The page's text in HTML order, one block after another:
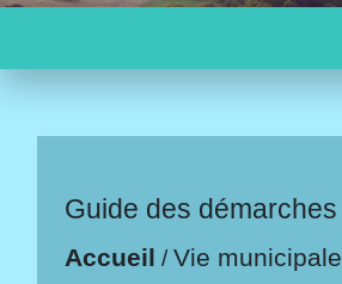
Guide des démarches
Accueil /Vie municipale